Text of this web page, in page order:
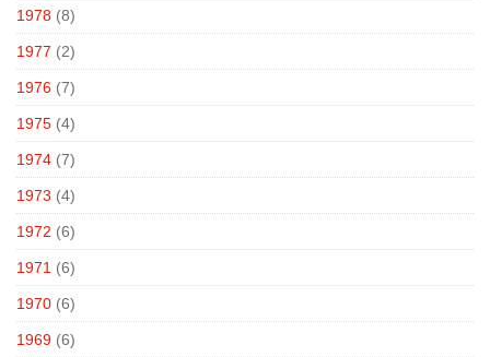
1978 (8)
1977 (2)
1976 (7)
1975 (4)
1974 (7)
1973 (4)
1972 (6)
1971 (6)
1970 (6)
1969 (6)